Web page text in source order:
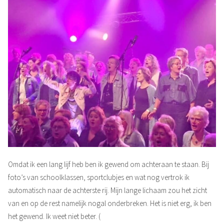
Omdat ik een lang lijf heb ben ik gewend om achteraan te staan. Bij
foto’s van schoolklassen, sportclubjes en wat nog vertrok ik
automatisch naar de achterste rij. Mijn lange lichaam zou het zicht
van en op de rest namelijk nogal onderbreken. Het is niet erg, ik ben
het gewend. Ik weet niet beter. (